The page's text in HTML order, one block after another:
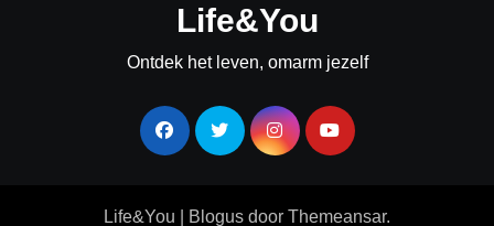
Life&You
Ontdek het leven, omarm jezelf
Life&You Blogus door Themeansar.